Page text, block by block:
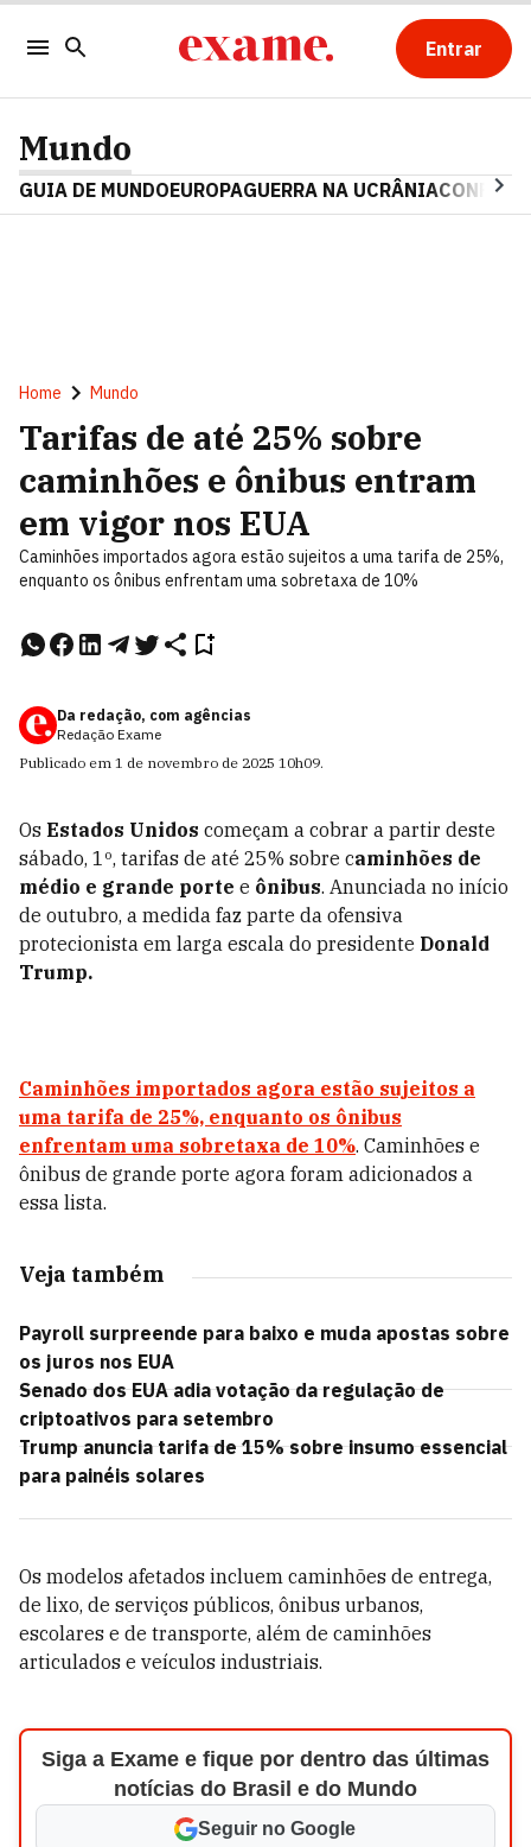
Entrar
Mundo
GUIA DE MUNDOEUROPAGUERRA NA UCRÂNIA
Home Mundo
Tarifas de até 25% sobre
caminhões e ônibus entram
em vigor nos EUA
Caminhões importados agora estão sujeitos a uma tarifa de 25%,
enquanto os ônibus enfrentam uma sobretaxa de 10%
Da redação, com agências
Redação Exame
Publicado em 1 de novembro de 2025 10h09.
Os Estados Unidos começam a cobrar a partir deste
sábado, 1º, tarifas de até 25% sobre caminhões de
médio e grande porte e ônibus. Anunciada no início
de outubro, a medida faz parte da ofensiva
protecionista em larga escala do presidente Donald
Trump.
Caminhões importados agora estão sujeitos a
uma tarifa de 25%, enquanto os ônibus
enfrentam uma sobretaxa de 10%. Caminhões e
ônibus de grande porte agora foram adicionados a
essa lista.
Veja também
Payroll surpreende para baixo e muda apostas sobre
os juros nos EUA
Senado dos EUA adia votação da regulação de
criptoativos para setembro
Trump anuncia tarifa de 15% sobre insumo essencial
para painéis solares
Os modelos afetados incluem caminhões de entrega,
de lixo, de serviços públicos, ônibus urbanos,
escolares e de transporte, além de caminhões
articulados e veículos industriais.
Siga a Exame e fique por dentro das últimas
notícias do Brasil e do Mundo
Seguir no Google